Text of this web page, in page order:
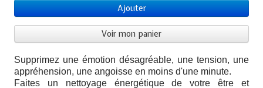
Ajouter
Voir mon panier
Supprimez une émotion désagréable, une tension, une
appréhension, une angoisse en moins d'une minute.
Faites un nettoyage énergétique de votre être et